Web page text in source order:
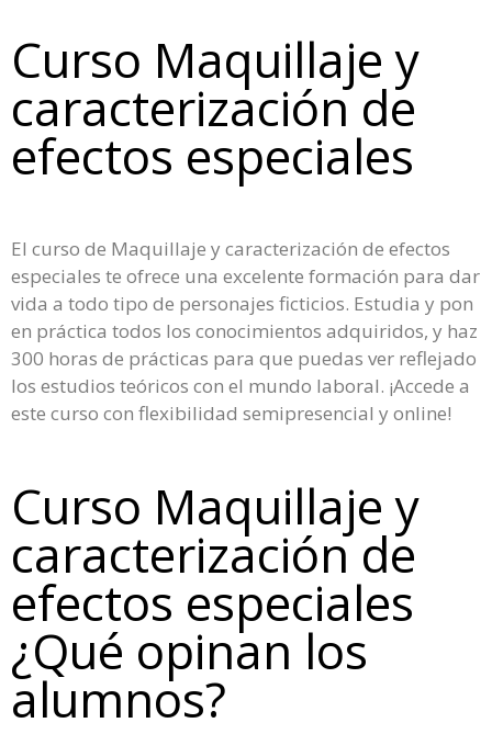
Curso Maquillaje y
caracterización de
efectos especiales
El curso de Maquillaje y caracterización de efectos
especiales te ofrece una excelente formación para dar
vida a todo tipo de personajes ficticios. Estudia y pon
en práctica todos los conocimientos adquiridos, y haz
300 horas de prácticas para que puedas ver reflejado
los estudios teóricos con el mundo laboral. ¡Accede a
este curso con flexibilidad semipresencial y online!
Curso Maquillaje y
caracterización de
efectos especiales
¿Qué opinan los
alumnos?